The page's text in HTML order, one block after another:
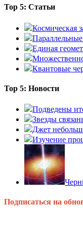
Top 5: Статьи
Космическая
Единая
Квантовые
Top 5: Новости
Подведены
Звезды
Джет
Изучение
Подписаться на